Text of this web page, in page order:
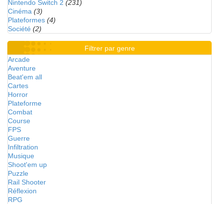
Nintendo Switch 2 (231)
Cinéma (3)
Plateformes (4)
Société (2)
Filtrer par genre
Arcade
Aventure
Beat'em all
Cartes
Horror
Plateforme
Combat
Course
FPS
Guerre
Infiltration
Musique
Shoot'em up
Puzzle
Rail Shooter
Réflexion
RPG